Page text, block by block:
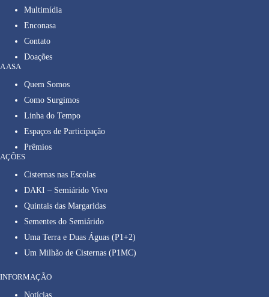
Multimídia
Enconasa
Contato
Doações
A ASA
Quem Somos
Como Surgimos
Linha do Tempo
Espaços de Participação
Prêmios
AÇÕES
Cisternas nas Escolas
DAKI – Semiárido Vivo
Quintais das Margaridas
Sementes do Semiárido
Uma Terra e Duas Águas (P1+2)
Um Milhão de Cisternas (P1MC)
INFORMAÇÃO
Notícias